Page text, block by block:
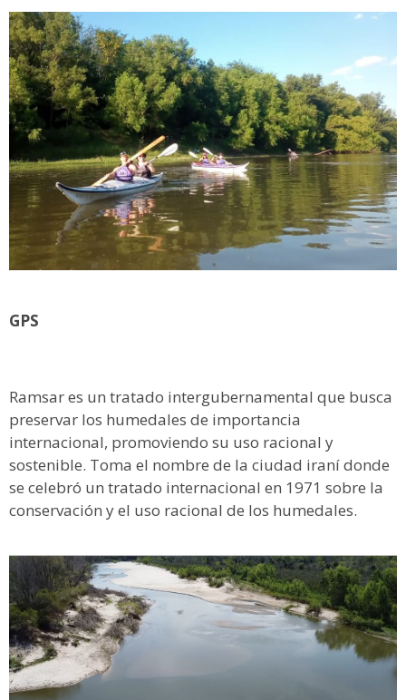
GPS
Ramsar es un tratado intergubernamental que busca
preservar los humedales de importancia
internacional, promoviendo su uso racional y
sostenible. Toma el nombre de la ciudad iraní donde
se celebró un tratado internacional en 1971 sobre la
conservación y el uso racional de los humedales.